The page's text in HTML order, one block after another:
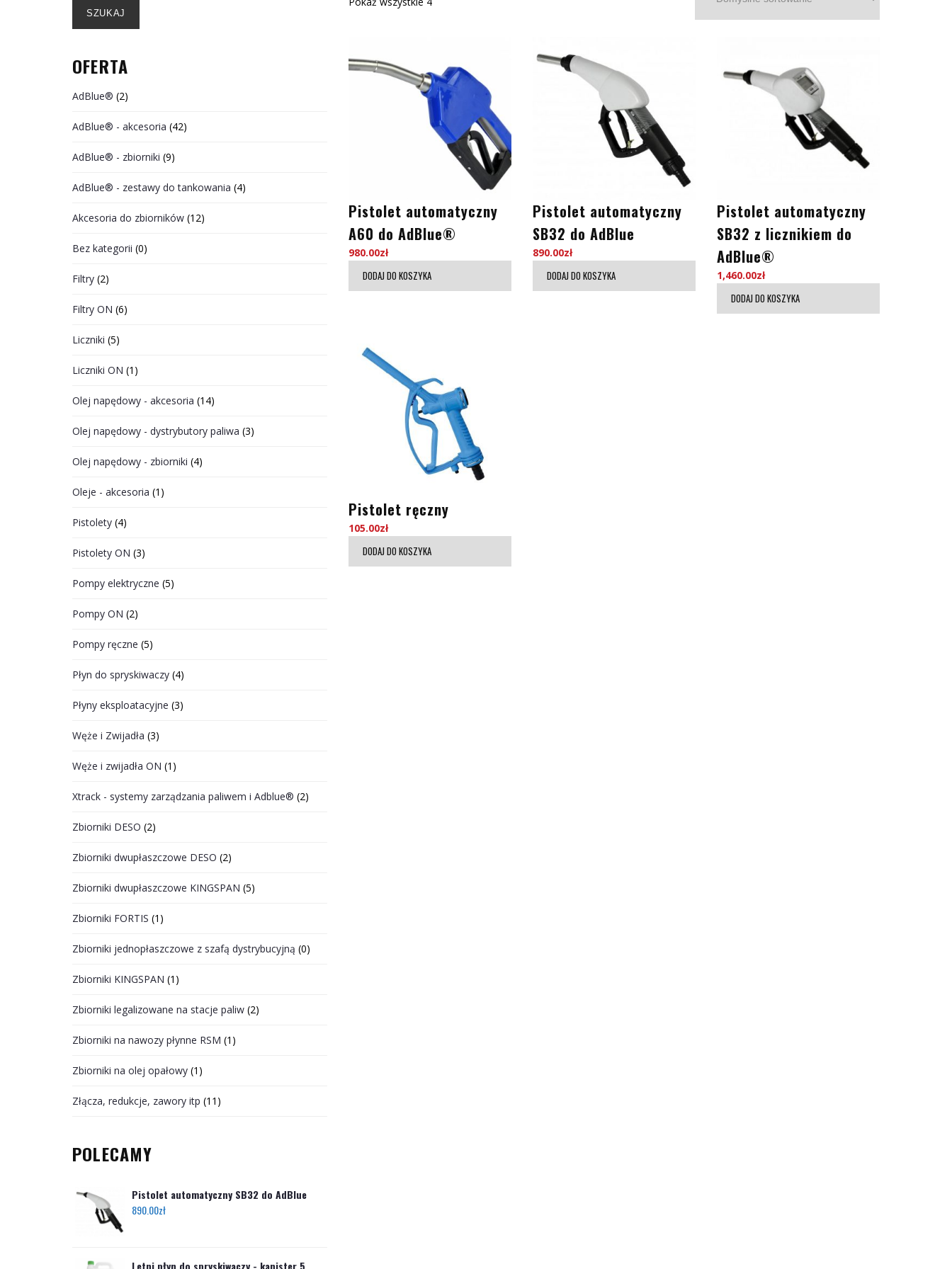
SZUKAJ
OFERTA
AdBlue® (2)
AdBlue® - akcesoria (42)
AdBlue® - zbiorniki (9)
AdBlue® - zestawy do tankowania (4)
Akcesoria do zbiorników (12)
Bez kategorii (0)
Filtry (2)
Filtry ON (6)
Liczniki (5)
Liczniki ON (1)
Olej napędowy - akcesoria (14)
Olej napędowy - dystrybutory paliwa (3)
Olej napędowy - zbiorniki (4)
Oleje - akcesoria (1)
Pistolety (4)
Pistolety ON (3)
Pompy elektryczne (5)
Pompy ON (2)
Pompy ręczne (5)
Płyn do spryskiwaczy (4)
Płyny eksploatacyjne (3)
Węże i Zwijadła (3)
Węże i zwijadła ON (1)
Xtrack - systemy zarządzania paliwem i Adblue® (2)
Zbiorniki DESO (2)
Zbiorniki dwupłaszczowe DESO (2)
Zbiorniki dwupłaszczowe KINGSPAN (5)
Zbiorniki FORTIS (1)
Zbiorniki jednopłaszczowe z szafą dystrybucyjną (0)
Zbiorniki KINGSPAN (1)
Zbiorniki legalizowane na stacje paliw (2)
Zbiorniki na nawozy płynne RSM (1)
Zbiorniki na olej opałowy (1)
Złącza, redukcje, zawory itp (11)
POLECAMY
Pistolet automatyczny SB32 do AdBlue
890.00zł
Letni płyn do spryskiwaczy - kanister 5
Pistolet automatyczny
A60 do AdBlue®
980.00zł
DODAJ DO KOSZYKA
Pistolet automatyczny
SB32 do AdBlue
890.00zł
DODAJ DO KOSZYKA
Pistolet automatyczny
SB32 z licznikiem do
AdBlue®
1,460.00zł
DODAJ DO KOSZYKA
Pistolet ręczny
105.00zł
DODAJ DO KOSZYKA